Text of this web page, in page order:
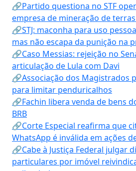
🔗Partido questiona no STF
empresa de mineração de
🔗STJ: maconha para uso
mas não escapa da punição na
🔗Caso Messias: rejeição no
articulação de Lula com Davi
🔗Associação dos Magistrados
para limitar penduricalhos
🔗Fachin libera venda de bens
BRB
🔗Corte Especial reafirma que
WhatsApp é inválida em ações
🔗Cabe à Justiça Federal julgar
particulares por imóvel